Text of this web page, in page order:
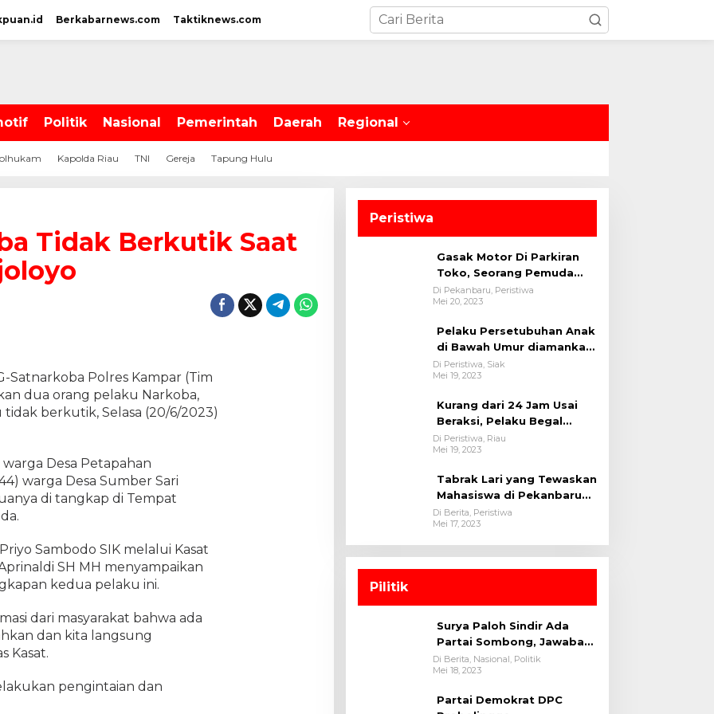
Berkabarnews.com Taktiknews.com
Politik Nasional Pemerintah Daerah Regional
Kapolda Riau TNI Gereja Tapung Hulu
Tidak Berkutik Saat
Satnarkoba Polres Kampar (Tim
dua orang pelaku Narkoba,
berkutik, Selasa (20/6/2023)
Desa Petapahan
warga Desa Sumber Sari
di tangkap di Tempat
Sambodo SIK melalui Kasat
SH MH menyampaikan
kedua pelaku ini.
dari masyarakat bahwa ada
dan kita langsung
Kasat.
pengintaian dan
Peristiwa
Gasak Motor Di Parkiran
Toko, Seorang Pemuda
Diamankan Polsek Bukit
Raya
Di Pekanbaru, Peristiwa
Mei 20, 2023
Pelaku Persetubuhan Anak
di Bawah Umur diamankan
oleh tim Opsnal Polsek
Tualang-Polres Siak-Polda
Di Peristiwa, Siak
Mei 19, 2023
Kurang dari 24 Jam Usai
Beraksi, Pelaku Begal
Berhasil Di Bekuk
Satreskrim Polres
Di Peristiwa, Riau
Mei 19, 2023
Tabrak Lari yang Tewaskan
Mahasiswa di Pekanbaru
Ditangkap Polisi
Di Berita, Peristiwa
Mei 17, 2023
Pilitik
Surya Paloh Sindir Ada
Partai Sombong, Jawaban
Megawati
Di Berita, Nasional, Politik
Mei 18, 2023
Partai Demokrat DPC